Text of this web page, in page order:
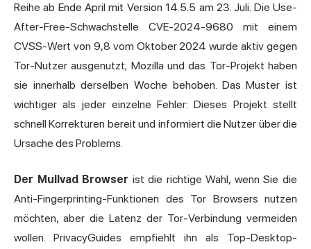
Reihe ab Ende April mit Version 14.5.5 am 23. Juli. Die Use-
After-Free-Schwachstelle CVE-2024-9680 mit einem
CVSS-Wert von 9,8 vom Oktober 2024 wurde aktiv gegen
Tor-Nutzer ausgenutzt; Mozilla und das Tor-Projekt haben
sie innerhalb derselben Woche behoben. Das Muster ist
wichtiger als jeder einzelne Fehler: Dieses Projekt stellt
schnell Korrekturen bereit und informiert die Nutzer über die
Ursache des Problems.
Der Mullvad Browser ist die richtige Wahl, wenn Sie die
Anti-Fingerprinting-Funktionen des Tor Browsers nutzen
möchten, aber die Latenz der Tor-Verbindung vermeiden
wollen. PrivacyGuides empfiehlt ihn als Top-Desktop-